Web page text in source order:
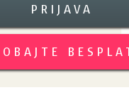
PRIJAVA